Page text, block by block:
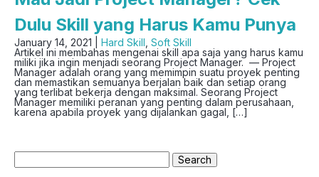
Dulu Skill yang Harus Kamu Punya
January 14, 2021 | Hard Skill Soft Skill
Artikel ini membahas mengenai skill apa saja yang harus kamu
miliki jika ingin menjadi seorang Project Manager. — Project
Manager adalah orang yang memimpin suatu proyek penting
dan memastikan semuanya berjalan baik dan setiap orang
yang terlibat bekerja dengan maksimal. Seorang Project
Manager memiliki peranan yang penting dalam perusahaan,
karena apabila proyek yang dijalankan gagal, […]
Search
for: